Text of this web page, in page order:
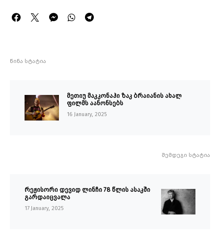
წინა სტატია
მეთიუ მაკკონაჰი ზაკ ბრაიანის ახალ
ფილმს აანონსებს
16 January, 2025
შემდეგი სტატია
რეჟისორი დევიდ ლინჩი 78 წლის ასაკში
გარდაიცვალა
17 January, 2025